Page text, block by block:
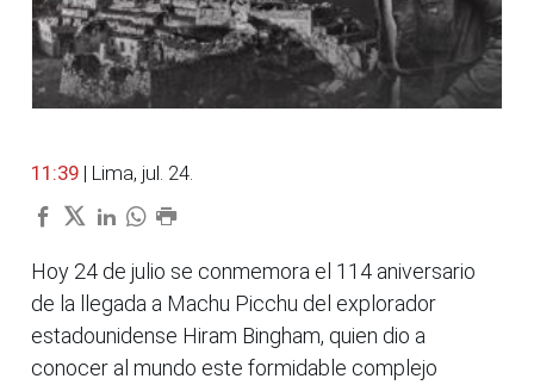
11:39 | Lima, jul. 24.
Hoy 24 de julio se conmemora el 114 aniversario
de la llegada a Machu Picchu del explorador
estadounidense Hiram Bingham, quien dio a
conocer al mundo este formidable complejo